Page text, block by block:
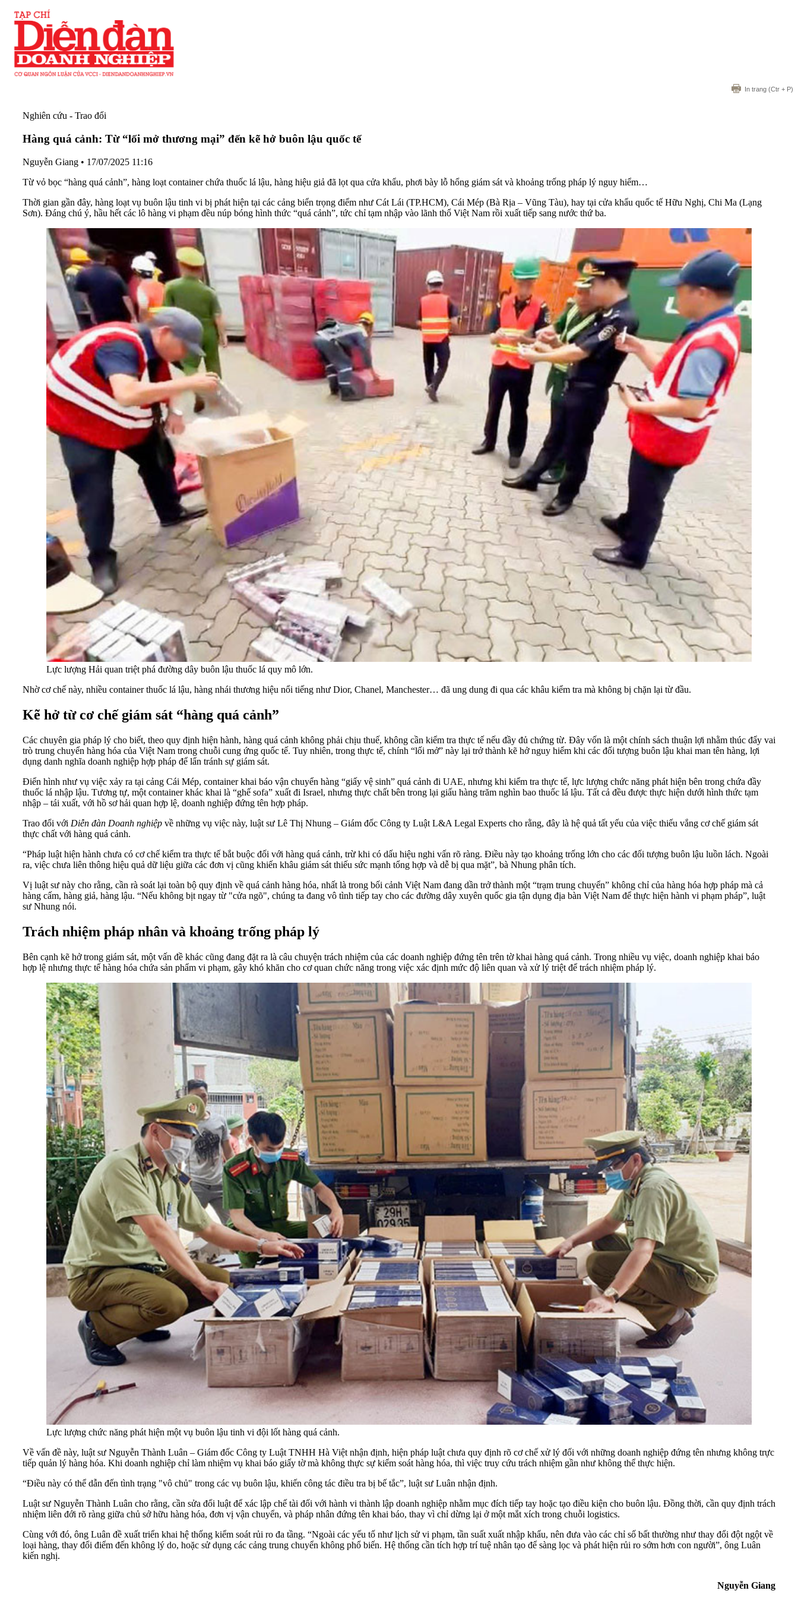
In trang (Ctr + P)
Nghiên cứu - Trao đổi
Hàng quá cảnh: Từ “lối mở thương mại” đến kẽ hở buôn lậu quốc tế
Nguyễn Giang • 17/07/2025 11:16
Từ vỏ bọc “hàng quá cảnh”, hàng loạt container chứa thuốc lá lậu, hàng hiệu giả đã lọt qua cửa khẩu, phơi bày lỗ hổng giám sát và khoảng trống pháp lý nguy hiểm…
Thời gian gần đây, hàng loạt vụ buôn lậu tinh vi bị phát hiện tại các cảng biển trọng điểm như Cát Lái (TP.HCM), Cái Mép (Bà Rịa – Vũng Tàu), hay tại cửa khẩu quốc tế Hữu Nghị, Chi Ma (Lạng
Sơn). Đáng chú ý, hầu hết các lô hàng vi phạm đều núp bóng hình thức “quá cảnh”, tức chỉ tạm nhập vào lãnh thổ Việt Nam rồi xuất tiếp sang nước thứ ba.
Lực lượng Hải quan triệt phá đường dây buôn lậu thuốc lá quy mô lớn.
Nhờ cơ chế này, nhiều container thuốc lá lậu, hàng nhái thương hiệu nổi tiếng như Dior, Chanel, Manchester… đã ung dung đi qua các khâu kiểm tra mà không bị chặn lại từ đầu.
Kẽ hở từ cơ chế giám sát “hàng quá cảnh”
Các chuyên gia pháp lý cho biết, theo quy định hiện hành, hàng quá cảnh không phải chịu thuế, không cần kiểm tra thực tế nếu đầy đủ chứng từ. Đây vốn là một chính sách thuận lợi nhằm thúc đẩy vai
trò trung chuyển hàng hóa của Việt Nam trong chuỗi cung ứng quốc tế. Tuy nhiên, trong thực tế, chính “lối mở” này lại trở thành kẽ hở nguy hiểm khi các đối tượng buôn lậu khai man tên hàng, lợi
dụng danh nghĩa doanh nghiệp hợp pháp để lẩn tránh sự giám sát.
Điển hình như vụ việc xảy ra tại cảng Cái Mép, container khai báo vận chuyển hàng “giấy vệ sinh” quá cảnh đi UAE, nhưng khi kiểm tra thực tế, lực lượng chức năng phát hiện bên trong chứa đầy
thuốc lá nhập lậu. Tương tự, một container khác khai là “ghế sofa” xuất đi Israel, nhưng thực chất bên trong lại giấu hàng trăm nghìn bao thuốc lá lậu. Tất cả đều được thực hiện dưới hình thức tạm
nhập – tái xuất, với hồ sơ hải quan hợp lệ, doanh nghiệp đứng tên hợp pháp.
Trao đổi với Diễn đàn Doanh nghiệp về những vụ việc này, luật sư Lê Thị Nhung – Giám đốc Công ty Luật L&A Legal Experts cho rằng, đây là hệ quả tất yếu của việc thiếu vắng cơ chế giám sát
thực chất với hàng quá cảnh.
“Pháp luật hiện hành chưa có cơ chế kiểm tra thực tế bắt buộc đối với hàng quá cảnh, trừ khi có dấu hiệu nghi vấn rõ ràng. Điều này tạo khoảng trống lớn cho các đối tượng buôn lậu luồn lách. Ngoài
ra, việc chưa liên thông hiệu quả dữ liệu giữa các đơn vị cũng khiến khâu giám sát thiếu sức mạnh tổng hợp và dễ bị qua mặt”, bà Nhung phân tích.
Vị luật sư này cho rằng, cần rà soát lại toàn bộ quy định về quá cảnh hàng hóa, nhất là trong bối cảnh Việt Nam đang dần trở thành một “trạm trung chuyển” không chỉ của hàng hóa hợp pháp mà cả
hàng cấm, hàng giả, hàng lậu. “Nếu không bịt ngay từ "cửa ngõ", chúng ta đang vô tình tiếp tay cho các đường dây xuyên quốc gia tận dụng địa bàn Việt Nam để thực hiện hành vi phạm pháp”, luật
sư Nhung nói.
Trách nhiệm pháp nhân và khoảng trống pháp lý
Bên cạnh kẽ hở trong giám sát, một vấn đề khác cũng đang đặt ra là câu chuyện trách nhiệm của các doanh nghiệp đứng tên trên tờ khai hàng quá cảnh. Trong nhiều vụ việc, doanh nghiệp khai báo
hợp lệ nhưng thực tế hàng hóa chứa sản phẩm vi phạm, gây khó khăn cho cơ quan chức năng trong việc xác định mức độ liên quan và xử lý triệt để trách nhiệm pháp lý.
Lực lượng chức năng phát hiện một vụ buôn lậu tinh vi đội lốt hàng quá cảnh.
Về vấn đề này, luật sư Nguyễn Thành Luân – Giám đốc Công ty Luật TNHH Hà Việt nhận định, hiện pháp luật chưa quy định rõ cơ chế xử lý đối với những doanh nghiệp đứng tên nhưng không trực
tiếp quản lý hàng hóa. Khi doanh nghiệp chỉ làm nhiệm vụ khai báo giấy tờ mà không thực sự kiểm soát hàng hóa, thì việc truy cứu trách nhiệm gần như không thể thực hiện.
“Điều này có thể dẫn đến tình trạng "vô chủ" trong các vụ buôn lậu, khiến công tác điều tra bị bế tắc”, luật sư Luân nhận định.
Luật sư Nguyễn Thành Luân cho rằng, cần sửa đổi luật để xác lập chế tài đối với hành vi thành lập doanh nghiệp nhằm mục đích tiếp tay hoặc tạo điều kiện cho buôn lậu. Đồng thời, cần quy định trách
nhiệm liên đới rõ ràng giữa chủ sở hữu hàng hóa, đơn vị vận chuyển, và pháp nhân đứng tên khai báo, thay vì chỉ dừng lại ở một mắt xích trong chuỗi logistics.
Cùng với đó, ông Luân đề xuất triển khai hệ thống kiểm soát rủi ro đa tầng. “Ngoài các yếu tố như lịch sử vi phạm, tần suất xuất nhập khẩu, nên đưa vào các chỉ số bất thường như thay đổi đột ngột về
loại hàng, thay đổi điểm đến không lý do, hoặc sử dụng các cảng trung chuyển không phổ biến. Hệ thống cần tích hợp trí tuệ nhân tạo để sàng lọc và phát hiện rủi ro sớm hơn con người”, ông Luân
kiến nghị.
Nguyễn Giang